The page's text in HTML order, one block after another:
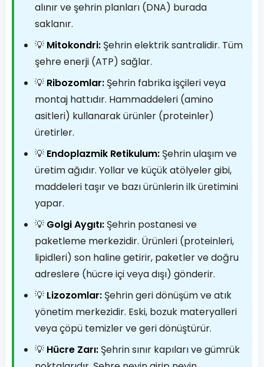
alınır ve şehrin planları (DNA) burada
saklanır.
💡 Mitokondri: Şehrin elektrik santralidir. Tüm
şehre enerji (ATP) sağlar.
💡 Ribozomlar: Şehrin fabrika işçileri veya
montaj hattıdır. Hammaddeleri (amino
asitleri) kullanarak ürünler (proteinler)
üretirler.
💡 Endoplazmik Retikulum: Şehrin ulaşım ve
üretim ağıdır. Yollar ve küçük atölyeler gibi,
maddeleri taşır ve bazı ürünlerin ilk üretimini
yapar.
💡 Golgi Aygıtı: Şehrin postanesi ve
paketleme merkezidir. Ürünleri (proteinleri,
lipidleri) son haline getirir, paketler ve doğru
adreslere (hücre içi veya dışı) gönderir.
💡 Lizozomlar: Şehrin geri dönüşüm ve atık
yönetim merkezidir. Eski, bozuk materyalleri
veya çöpü temizler ve geri dönüştürür.
💡 Hücre Zarı: Şehrin sınır kapıları ve gümrük